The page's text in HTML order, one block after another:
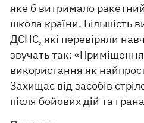
яке б витримало
школа країни. Більшість
ДСНС, які перевіряли
звучать так:
використання як
Захищає від засобів
після бойових дій та